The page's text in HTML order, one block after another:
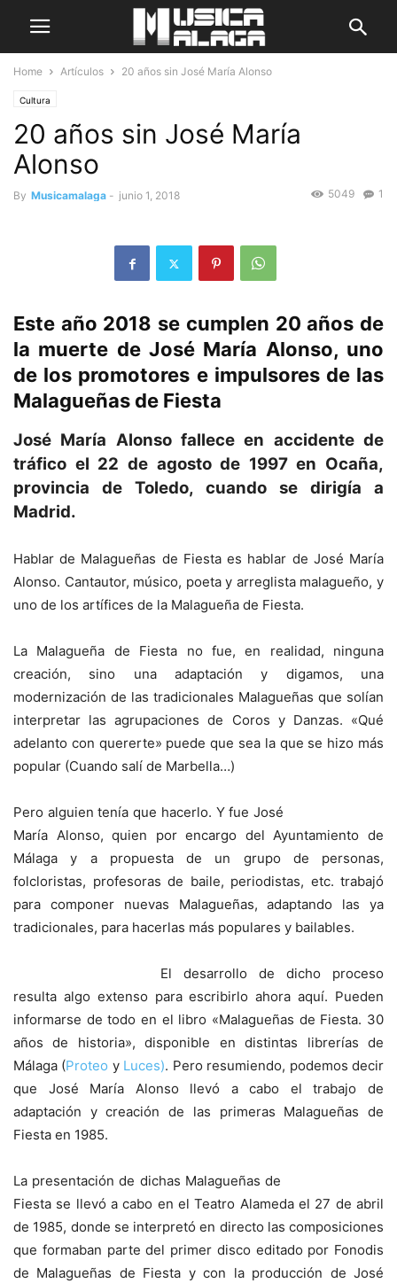
Home Artículos 20 años sin José María Alonso
Cultura
20 años sin José María
Alonso
By Musicamalaga - junio 1, 2018 1
5049
Este año 2018 se cumplen 20 años de
la muerte de José María Alonso, uno
de los promotores e impulsores de las
Malagueñas de Fiesta
José María Alonso fallece en accidente de
tráfico el 22 de agosto de 1997 en Ocaña,
provincia de Toledo, cuando se dirigía a
Madrid.
Hablar de Malagueñas de Fiesta es hablar de José María
Alonso. Cantautor, músico, poeta y arreglista malagueño, y
uno de los artífices de la Malagueña de Fiesta.
La Malagueña de Fiesta no fue, en realidad, ninguna
creación, sino una adaptación y digamos, una
modernización de las tradicionales Malagueñas que solían
interpretar las agrupaciones de Coros y Danzas. «Qué
adelanto con quererte» puede que sea la que se hizo más
popular (Cuando salí de Marbella…)
Pero alguien tenía que hacerlo. Y fue José
María Alonso, quien por encargo del Ayuntamiento de
Málaga y a propuesta de un grupo de personas,
folcloristas, profesoras de baile, periodistas, etc. trabajó
para componer nuevas Malagueñas, adaptando las ya
tradicionales, para hacerlas más populares y bailables.
El desarrollo de dicho proceso
resulta algo extenso para escribirlo ahora aquí. Pueden
informarse de todo en el libro «Malagueñas de Fiesta. 30
años de historia», disponible en distintas librerías de
Málaga (Proteo y Luces). Pero resumiendo, podemos decir
que José María Alonso llevó a cabo el trabajo de
adaptación y creación de las primeras Malagueñas de
Fiesta en 1985.
La presentación de dichas Malagueñas de
Fiesta se llevó a cabo en el Teatro Alameda el 27 de abril
de 1985, donde se interpretó en directo las composiciones
que formaban parte del primer disco editado por Fonodis
de Malagueñas de Fiesta y con la producción de José